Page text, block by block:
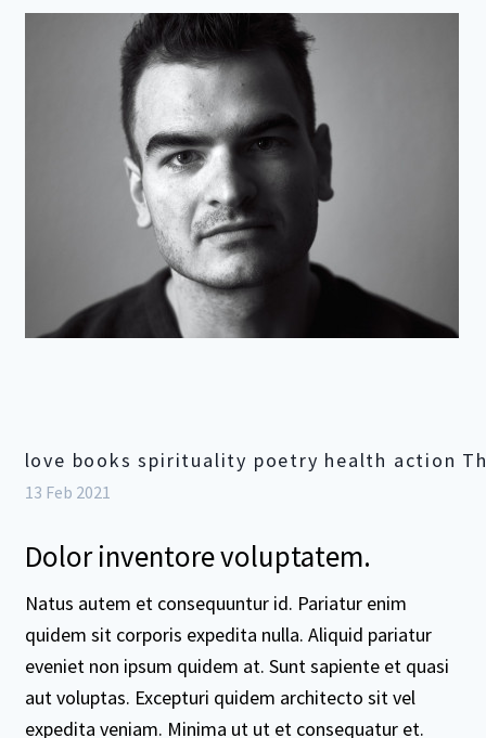
love books spirituality poetry health action
13 Feb 2021
Dolor inventore voluptatem.
Natus autem et consequuntur id. Pariatur enim
quidem sit corporis expedita nulla. Aliquid pariatur
eveniet non ipsum quidem at. Sunt sapiente et quasi
aut voluptas. Excepturi quidem architecto sit vel
expedita veniam. Minima ut ut et consequatur et.